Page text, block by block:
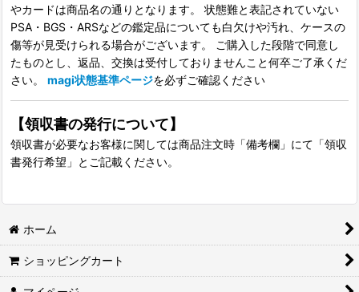
やカードは商品名の通りとなります。 状態難と表記されていない
PSA・BGS・ARSなどの鑑定品についても白欠けや汚れ、ケースの
傷等が見受けられる場合がございます。 ご購入した段階で同意し
たものとし、返品、交換は受付しておりませんこと何卒ご了承くだ
さい。 magi状態基準ページを必ずご確認ください
【領収書の発行について】
領収書が必要なお客様に関しては商品注文時「備考欄」にて「領収
書発行希望」とご記載ください。
ホーム
ショッピングカート